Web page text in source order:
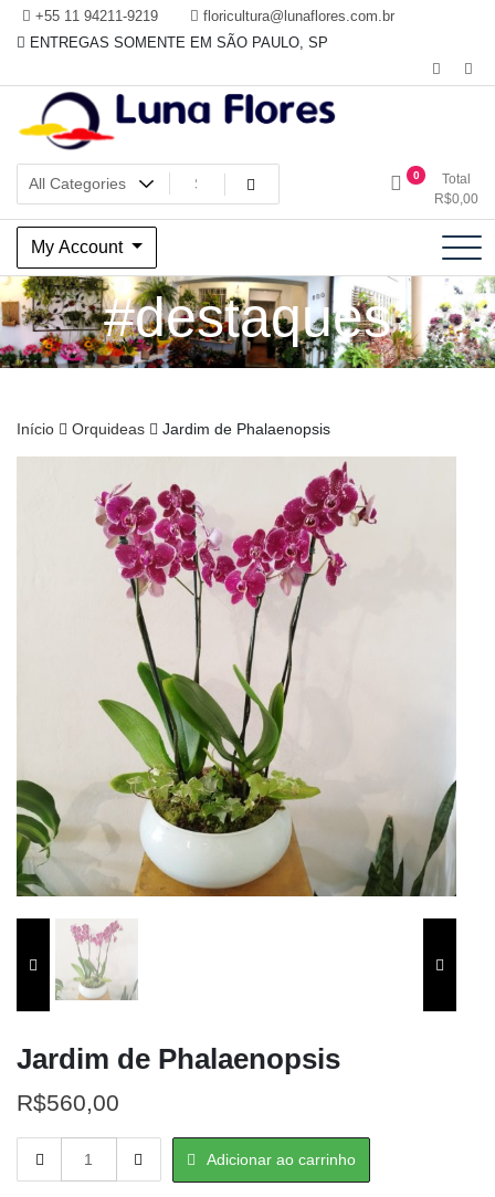
Skip +55 11 94211-9219
floricultura@lunaflores.com.br
ENTREGAS SOMENTE EM SÃO PAULO, SP
Floricultura Luna Flores – Vila
Mariana, SP – Presentes e
Decorações
Floricultura tradicional, vende flores naturais arranjos, buques e
muito mais
0
Total
R$0,00
My Account
#destaques
Início Orquideas Jardim de Phalaenopsis
Jardim de Phalaenopsis
R$560,00
Adicionar ao carrinho